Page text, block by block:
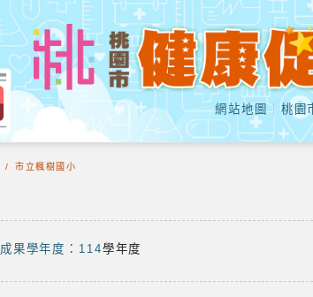
網站地圖｜ 桃園
/ 市立楓樹國小
成果學年度：114學年度